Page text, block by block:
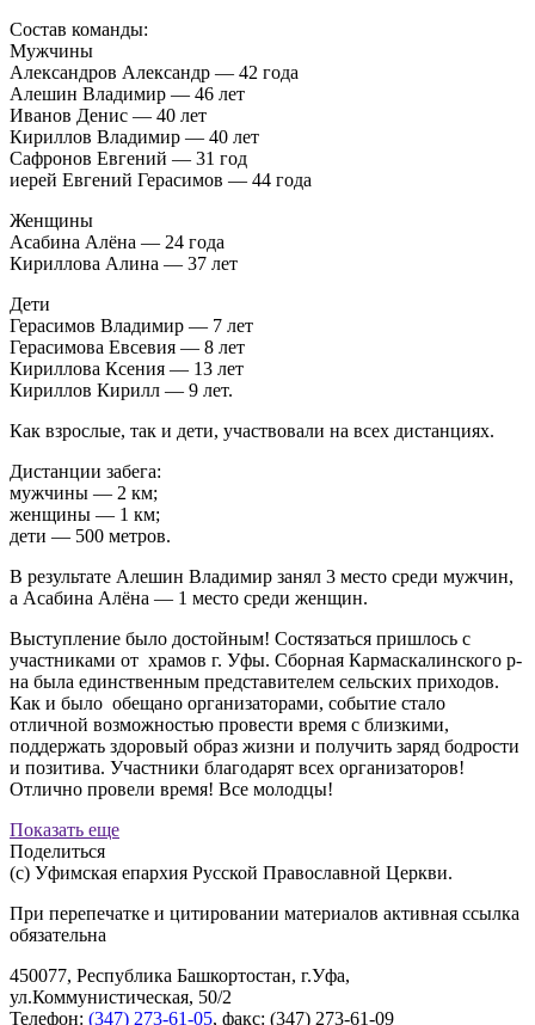
Состав команды:
Мужчины
Александров Александр — 42 года
Алешин Владимир — 46 лет
Иванов Денис — 40 лет
Кириллов Владимир — 40 лет
Сафронов Евгений — 31 год
иерей Евгений Герасимов — 44 года
Женщины
Асабина Алёна — 24 года
Кириллова Алина — 37 лет
Дети
Герасимов Владимир — 7 лет
Герасимова Евсевия — 8 лет
Кириллова Ксения — 13 лет
Кириллов Кирилл — 9 лет.
Как взрослые, так и дети, участвовали на всех дистанциях.
Дистанции забега:
мужчины — 2 км;
женщины — 1 км;
дети — 500 метров.
В результате Алешин Владимир занял 3 место среди мужчин,
а Асабина Алёна — 1 место среди женщин.
Выступление было достойным! Состязаться пришлось с
участниками от храмов г. Уфы. Сборная Кармаскалинского р-
на была единственным представителем сельских приходов.
Как и было обещано организаторами, событие стало
отличной возможностью провести время с близкими,
поддержать здоровый образ жизни и получить заряд бодрости
и позитива. Участники благодарят всех организаторов!
Отлично провели время! Все молодцы!
Показать еще
Поделиться
(с) Уфимская епархия Русской Православной Церкви.
При перепечатке и цитировании материалов активная ссылка
обязательна
450077, Республика Башкортостан, г.Уфа,
ул.Коммунистическая, 50/2
Телефон: (347) 273-61-05, факс: (347) 273-61-09